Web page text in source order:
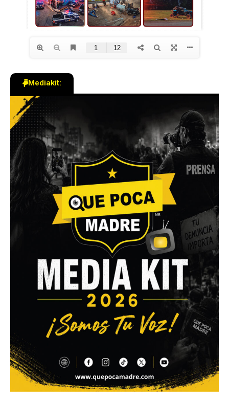
Mediakit: